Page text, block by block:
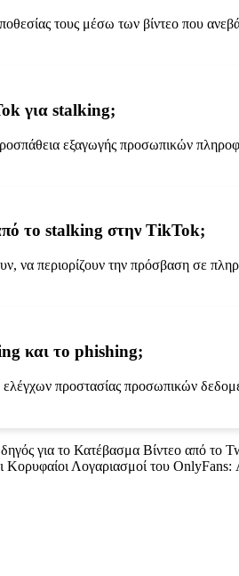
τους μέσω των βίντεο που
για stalking;
εξαγωγής προσωπικών
το stalking στην TikTok;
να περιορίζουν την πρόσβαση σε
και το phishing;
προστασίας προσωπικών
για το Κατέβασμα Βίντεο από το
Κορυφαίοι Λογαριασμοί του